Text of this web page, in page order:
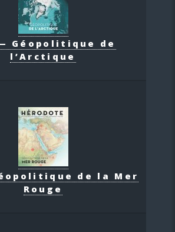
Géopolitique de
l’Arctique
de la Mer
Rouge